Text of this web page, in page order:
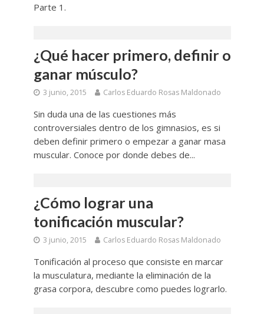
Parte 1.
¿Qué hacer primero, definir o
ganar músculo?
3 junio, 2015 Carlos Eduardo Rosas Maldonado
Sin duda una de las cuestiones más
controversiales dentro de los gimnasios, es si
deben definir primero o empezar a ganar masa
muscular. Conoce por donde debes de...
¿Cómo lograr una
tonificación muscular?
3 junio, 2015 Carlos Eduardo Rosas Maldonado
Tonificación al proceso que consiste en marcar
la musculatura, mediante la eliminación de la
grasa corpora, descubre como puedes lograrlo.